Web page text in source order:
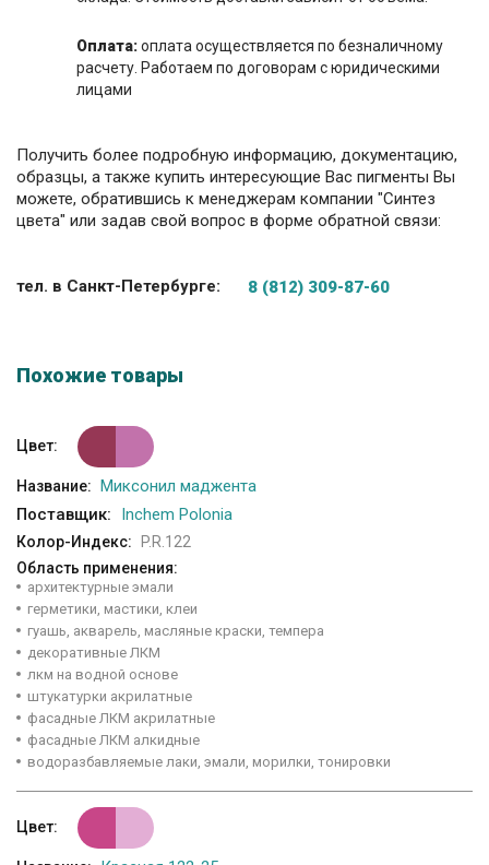
Оплата:оплата осуществляется по безналичному
расчету. Работаем по договорам с юридическими
лицами
Получить более подробную информацию, документацию,
образцы, а также купить интересующие Вас пигменты Вы
можете, обратившись к менеджерам компании "Синтез
цвета" или задав свой вопрос в форме обратной связи:
тел. в Санкт-Петербурге: 8 (812) 309-87-60
Похожие товары
Цвет:
Название: Миксонил маджента
Поставщик:
Inchem Polonia
Колор-Индекс:
P.R.122
Область применения:
архитектурные эмали
герметики, мастики, клеи
гуашь, акварель, масляные краски, темпера
декоративные ЛКМ
лкм на водной основе
штукатурки акрилатные
фасадные ЛКМ акрилатные
фасадные ЛКМ алкидные
водоразбавляемые лаки, эмали, морилки, тонировки
Цвет: